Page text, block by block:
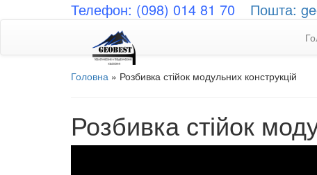
Телефон: (098) 014 81 70 Пошта:
Головна » Розбивка стійок модульних конструкцій
Розбивка стійок